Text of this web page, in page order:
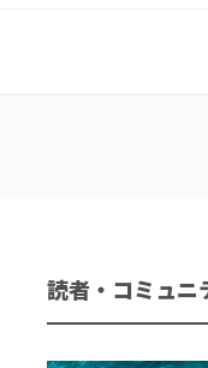
読者・コミュニ